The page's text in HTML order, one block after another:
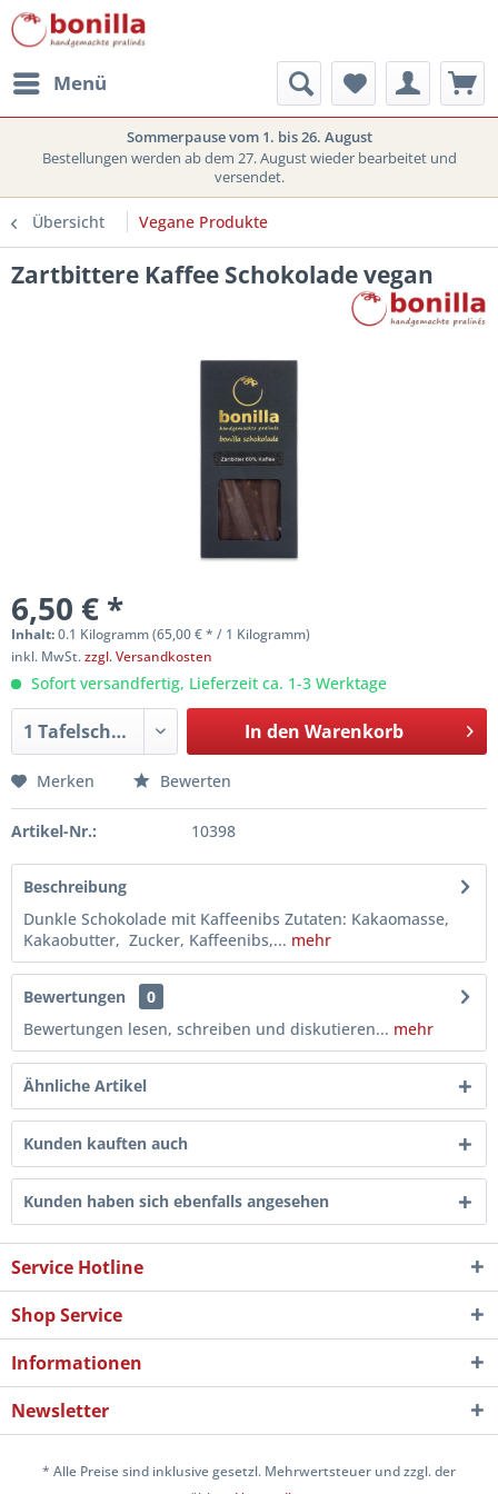
Menü
Sommerpause vom 1. bis 26. August
Bestellungen werden ab dem 27. August wieder bearbeitet und
versendet.
Übersicht Vegane Produkte
Zartbittere Kaffee Schokolade vegan
6,50 € *
Inhalt:0.1 Kilogramm (65,00 € * / 1 Kilogramm)
inkl. MwSt.zzgl. Versandkosten
Sofort versandfertig, Lieferzeit ca. 1-3 Werktage
In den Warenkorb
Merken Bewerten
Artikel-Nr.: 10398
Beschreibung
Dunkle Schokolade mit Kaffeenibs Zutaten: Kakaomasse,
Kakaobutter, Zucker, Kaffeenibs,... mehr
Bewertungen
0
Bewertungen lesen, schreiben und diskutieren... mehr
Ähnliche Artikel
Kunden kauften auch
Kunden haben sich ebenfalls angesehen
Service Hotline
Shop Service
Informationen
Newsletter
* Alle Preise sind inklusive gesetzl. Mehrwertsteuer und zzgl. der